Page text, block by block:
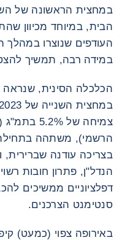
במחצית הראשונה של
הבית, במיוחד מכיוון
העודפים שנוצרו
במידה רבה, תמשיך
הכלכלה הסינית,
צמיחה של
הרשמי), משתהה
בצריכה עודנה שברירית,
הנדל"ן, פתרון חובות
דפלציוניים ממשיכים
סנטימנט הצרכנים.
באירופה צפוי (כמעט)